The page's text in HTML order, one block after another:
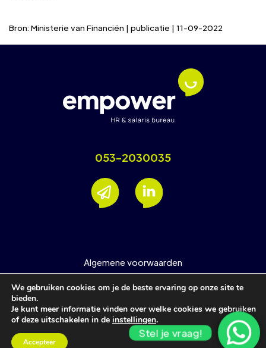
Bron: Ministerie van Financiën | publicatie | 11-09-2022
053-2030035
Algemene voorwaarden
Privacyverklaring
Support
© Empower HR & Salarisbureau
We gebruiken cookies om je de beste ervaring op onze site te
bieden.
Je kunt meer informatie vinden over welke cookies we gebruiken
of deze uitschakelen in de instellingen.
Accepteer
Stel je vraag!